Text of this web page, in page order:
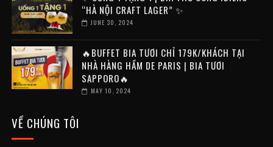
“HÀ NỘI CRAFT LAGER” ✨
JUNE 30, 2024
🔥BUFFET BIA TƯƠI CHỈ 179K/KHÁCH TẠI
NHÀ HÀNG HẦM DE PARIS | BIA TƯƠI
SAPPORO🔥
MAY 10, 2024
VỀ CHÚNG TÔI